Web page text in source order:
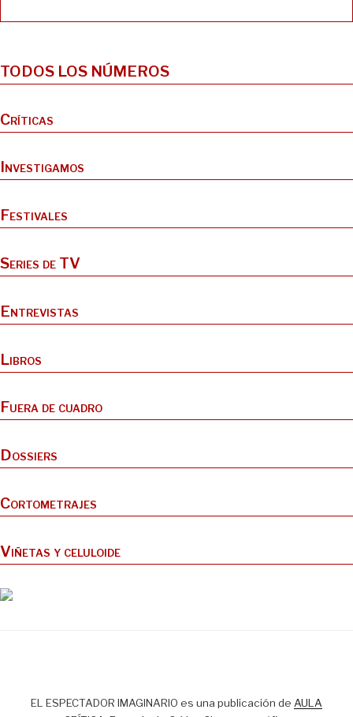
TODOS LOS NÚMEROS
Críticas
Investigamos
Festivales
Series de TV
Entrevistas
Libros
Fuera de cuadro
Dossiers
Cortometrajes
Viñetas y celuloide
EL ESPECTADOR IMAGINARIO es una publicación de AULA